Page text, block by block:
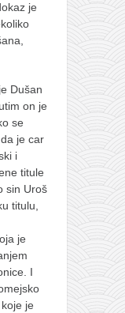
je
Dušan
on je
se
je car
i
titule
sin Uroš
titulu,
je
I
je